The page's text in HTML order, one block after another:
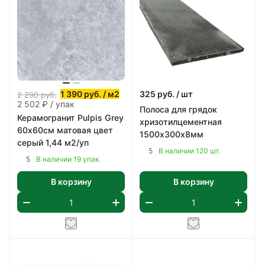
2 290руб. 1 390 руб. / м2
2 502 ₽ / упак
Керамогранит Pulpis Grey
60х60см матовая цвет
серый 1,44 м2/уп
5 В наличии 19 упак.
В корзину
325 руб. / шт
Полоса для грядок
хризотилцементная
1500х300х8мм
5 В наличии 120 шт.
В корзину